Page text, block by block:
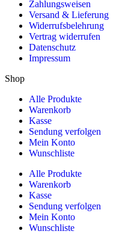
Zahlungsweisen
Versand & Lieferung
Widerrufsbelehrung
Vertrag widerrufen
Datenschutz
Impressum
Shop
Alle Produkte
Warenkorb
Kasse
Sendung verfolgen
Mein Konto
Wunschliste
Alle Produkte
Warenkorb
Kasse
Sendung verfolgen
Mein Konto
Wunschliste